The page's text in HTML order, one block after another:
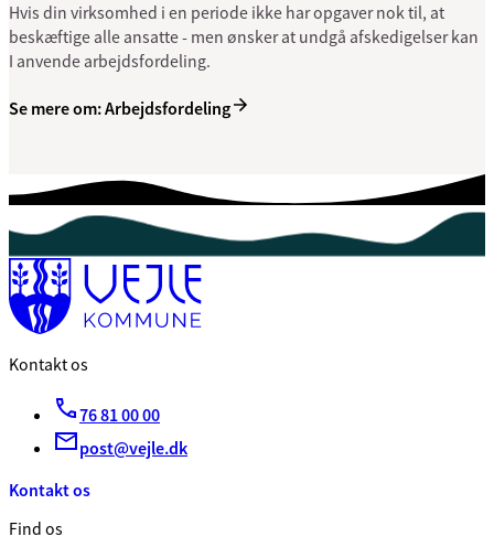
Hvis din virksomhed i en periode ikke har opgaver nok til, at
beskæftige alle ansatte - men ønsker at undgå afskedigelser kan
I anvende arbejdsfordeling.
Se mere om: Arbejdsfordeling
Kontakt os
76 81 00 00
post@vejle.dk
Kontakt os
Find os